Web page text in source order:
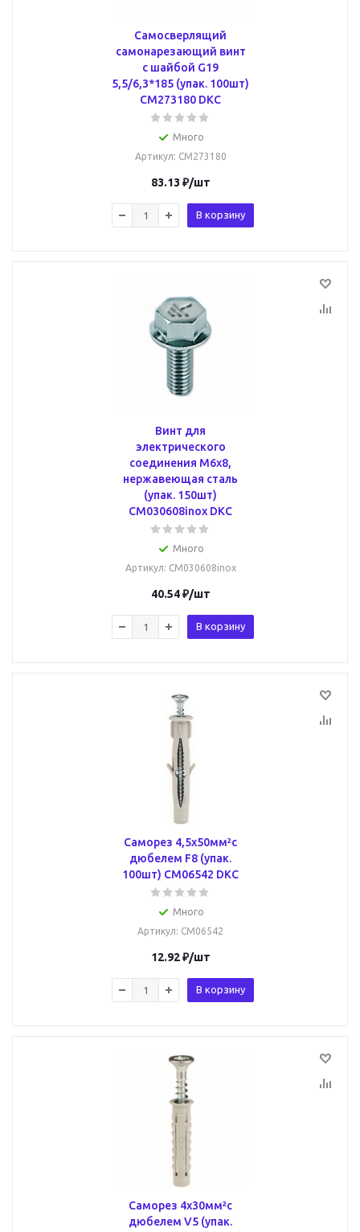
Самосверлящий
самонарезающий винт
с шайбой G19
5,5/6,3*185 (упак. 100шт)
CM273180 DKC
Много
Артикул: CM273180
83.13 ₽/шт
В корзину
Винт для
электрического
соединения М6х8,
нержавеющая сталь
(упак. 150шт)
CM030608inox DKC
Много
Артикул: CM030608inox
40.54₽/шт
В корзину
Саморез 4,5х50мм²с
дюбелем F8 (упак.
100шт) CM06542 DKC
Много
Артикул: CM06542
12.92₽/шт
В корзину
Саморез 4х30мм²с
дюбелем V5 (упак.